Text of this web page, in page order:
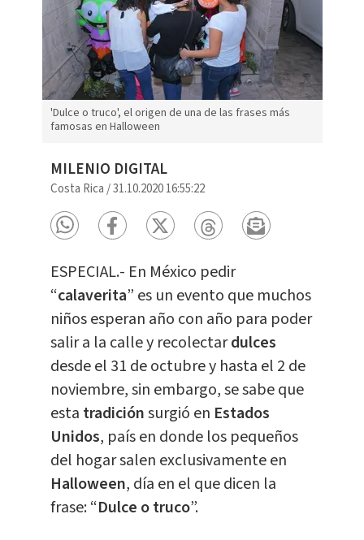
'Dulce o truco', el origen de una de las frases más
famosas en Halloween
MILENIO DIGITAL
Costa Rica /31.10.2020 16:55:22
ESPECIAL.- En México pedir
“calaverita” es un evento que muchos
niños esperan año con año para poder
salir a la calle y recolectardulces
desde el 31 de octubre y hasta el 2 de
noviembre, sin embargo, se sabe que
esta tradiciónsurgió en Estados
Unidos, país en donde los pequeños
del hogar salen exclusivamente en
Halloween, día en el que dicen la
frase: “Dulce o truco”.